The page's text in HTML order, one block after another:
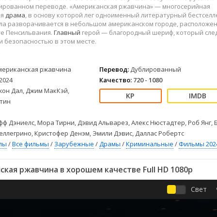
Детские
Драмы
Комедии
Спорт
Триллеры
Ужасы
2022
2021
Зарубежные
Фильмы из соцетей
переводе. «Американская ржавчина» — многосерийная
драма, в основу которой лег одноименный литературный
разворачивается в небольшом американском городе,
Пенсильвания. Главный герой — благородный шериф, который
безопасностью в этом месте.
ржавчина
Дал, Джим МакКэй,
Перевод: Дублированный
Качество: 720 - 1080
Дэниелс, Мора Тирни, Дэвид Альварез, Алекс Нюстадтер, Роб Янг,
Кристофер Денэм, Эмили Дэвис, Даллас Робертс
/Все фильмы / Зарубежные /Драмы /Криминальные /Фильмы
ржавчина в хорошем качестве Full HD 1080p
Свет